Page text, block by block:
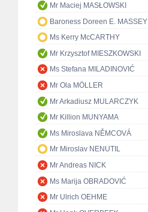
Mr Maciej MASŁOWSKI
Baroness Doreen E. MASSEY
Ms Kerry McCARTHY
Mr Krzysztof MIESZKOWSKI
Ms Stefana MILADINOVIĆ
Mr Ola MÖLLER
Mr Arkadiusz MULARCZYK
Mr Killion MUNYAMA
Ms Miroslava NĚMCOVÁ
Mr Miroslav NENUTIL
Mr Andreas NICK
Ms Marija OBRADOVIĆ
Mr Ulrich OEHME